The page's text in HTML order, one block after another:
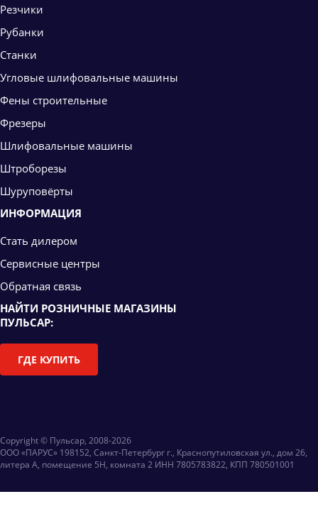
Резчики
Рубанки
Станки
Угловые шлифовальные машины
Фены строительные
Фрезеры
Шлифовальные машины
Штроборезы
Шуруповёрты
ИНФОРМАЦИЯ
Стать дилером
Сервисные центры
Обратная связь
НАЙТИ РОЗНИЧНЫЕ МАГАЗИНЫ
ПУЛЬСАР:
ГДЕ КУПИТЬ
Copyright © Пульсар, 2008-2026
ООО «ПАРУС» 198152, Санкт-Петербург г., Краснопутиловская ул., дом 26,
литера А, помещение 5Н, комната 2 ИНН 7805783822, КПП 780501001